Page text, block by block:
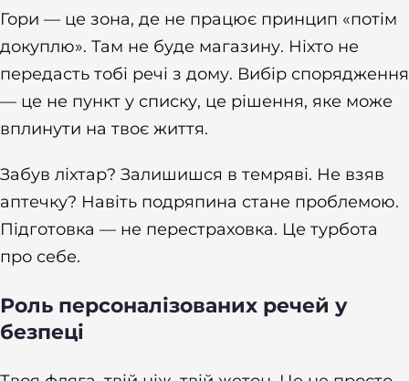
Гори — це зона, де не працює принцип «потім
докуплю». Там не буде магазину. Ніхто не
передасть тобі речі з дому. Вибір спорядження
— це не пункт у списку, це рішення, яке може
вплинути на твоє життя.
Забув ліхтар? Залишишся в темряві. Не взяв
аптечку? Навіть подряпина стане проблемою.
Підготовка — не перестраховка. Це турбота
про себе.
Роль персоналізованих речей у
безпеці